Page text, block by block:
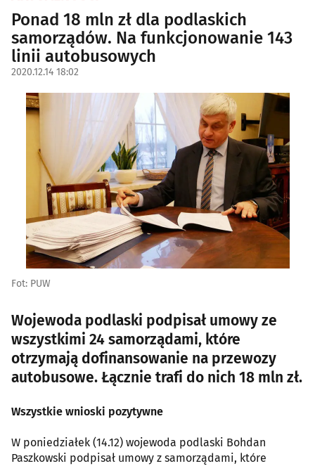
Ponad 18 mln zł dla podlaskich
samorządów. Na funkcjonowanie 143
linii autobusowych
2020.12.14 18:02
Fot: PUW
Wojewoda podlaski podpisał umowy ze
wszystkimi 24 samorządami, które
otrzymają dofinansowanie na przewozy
autobusowe. Łącznie trafi do nich 18 mln zł.
Wszystkie wnioski pozytywne
W poniedziałek (14.12) wojewoda podlaski Bohdan
Paszkowski podpisał umowy z samorządami, które